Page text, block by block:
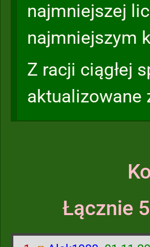
najmniejszej
najmniejszym
Z racji ciągłej
aktualizowane
Łącznie